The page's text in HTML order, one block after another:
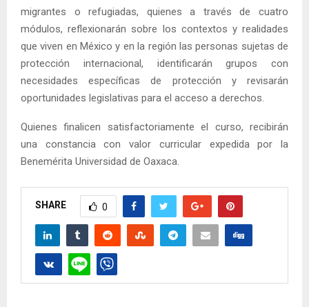
migrantes o refugiadas, quienes a través de cuatro
módulos, reflexionarán sobre los contextos y realidades
que viven en México y en la región las personas sujetas de
protección internacional, identificarán grupos con
necesidades específicas de protección y revisarán
oportunidades legislativas para el acceso a derechos.
Quienes finalicen satisfactoriamente el curso, recibirán
una constancia con valor curricular expedida por la
Benemérita Universidad de Oaxaca.
SHARE 0